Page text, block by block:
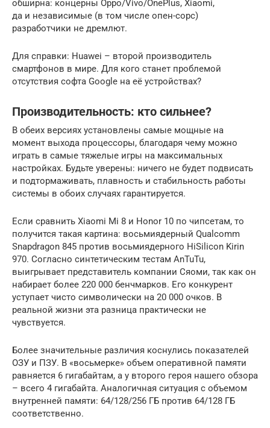
обширна: концерны Oppo/Vivo/OnePlus, Xiaomi,
да и независимые (в том числе опен-сорс)
разработчики не дремлют.
Для справки: Huawei – второй производитель
смартфонов в мире. Для кого станет проблемой
отсутствия софта Google на её устройствах?
Производительность: кто сильнее?
В обеих версиях установлены самые мощные на
момент выхода процессоры, благодаря чему можно
играть в самые тяжелые игры на максимальных
настройках. Будьте уверены: ничего не будет подвисать
и подтормаживать, плавность и стабильность работы
системы в обоих случаях гарантируется.
Если сравнить Xiaomi Mi 8 и Honor 10 по чипсетам, то
получится такая картина: восьмиядерный Qualcomm
Snapdragon 845 против восьмиядерного HiSilicon Kirin
970. Согласно синтетическим тестам AnTuTu,
выигрывает представитель компании Сяоми, так как он
набирает более 220 000 бенчмарков. Его конкурент
уступает чисто символически на 20 000 очков. В
реальной жизни эта разница практически не
чувствуется.
Более значительные различия коснулись показателей
ОЗУ и ПЗУ. В «восьмерке» объем оперативной памяти
равняется 6 гигабайтам, а у второго героя нашего обзора
– всего 4 гигабайта. Аналогичная ситуация с объемом
внутренней памяти: 64/128/256 ГБ против 64/128 ГБ
соответственно.